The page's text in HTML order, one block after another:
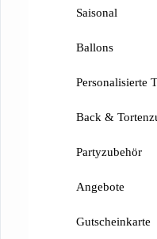
Saisonal
Ballons
Personalisierte
Back &
Partyzubehör
Angebote
Gutscheinkarte